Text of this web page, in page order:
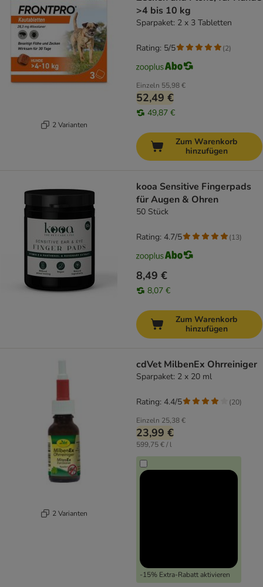
2 Varianten
>4 bis 10 kg
Sparpaket: 2 x 3 Tabletten
Einzeln 55,98 €
52,49 €
49,87 €
Rating: 5/5 (2)
Zum Warenkorb
hinzufügen
kooa Sensitive Fingerpads
für Augen & Ohren
50 Stück
8,49 €
8,07 €
Rating: 4.7/5 (13)
Zum Warenkorb
hinzufügen
2 Varianten
cdVet MilbenEx Ohrreiniger
Sparpaket: 2 x 20 ml
Einzeln 25,38 €
23,99 €
599,75 € / l
-15% Extra-Rabatt aktivieren
Rating: 4.4/5 (20)